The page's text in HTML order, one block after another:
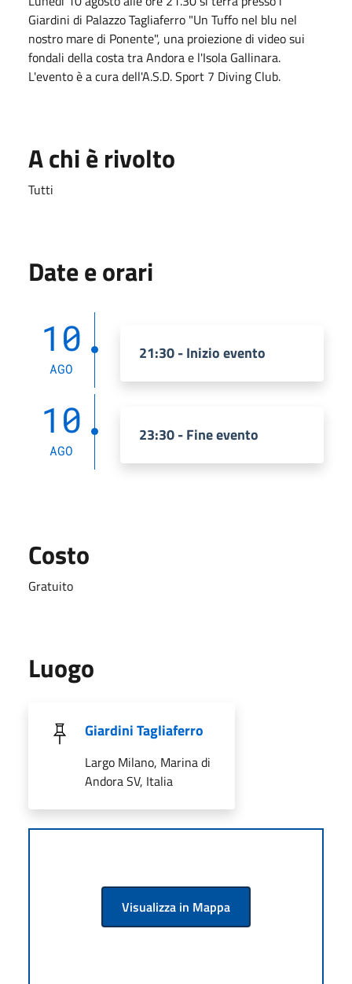
Giardini di Palazzo Tagliaferro "Un Tuffo nel blu nel
nostro mare di Ponente", una proiezione di video sui
fondali della costa tra Andora e l'Isola Gallinara.
L'evento è a cura dell'A.S.D. Sport 7 Diving Club.
A chi è rivolto
Tutti
Date e orari
10
AGO
21:30 - Inizio evento
10
AGO
23:30 - Fine evento
Costo
Gratuito
Luogo
Giardini Tagliaferro
Largo Milano, Marina di
Andora SV, Italia
Visualizza in Mappa